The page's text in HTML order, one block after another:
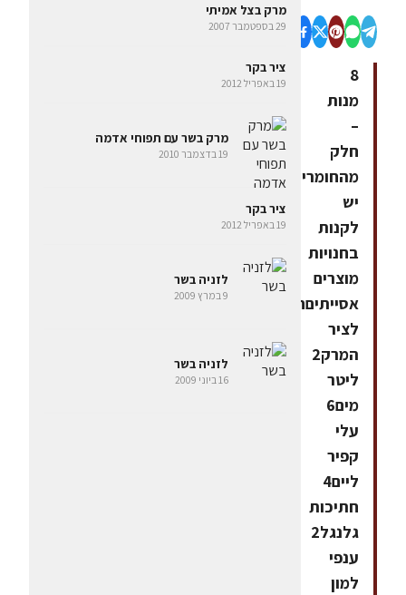
8
מנות
–
חלק
מהחומרים
יש
לקנות
בחנויות
מוצרים
אסייתיםחומרים
לציר
המרק2
ליטר
מים6
עלי
קפיר
ליים4
חתיכות
גלנגל2
ענפי
למון
מרק בצל אמיתי
29 בספטמבר 2007
ציר בקר
19 באפריל 2012
מרק בשר עם תפוחי אדמה
19 בדצמבר 2010
ציר בקר
19 באפריל 2012
לזניה בשר
9 במרץ 2009
לזניה בשר
16 ביוני 2009